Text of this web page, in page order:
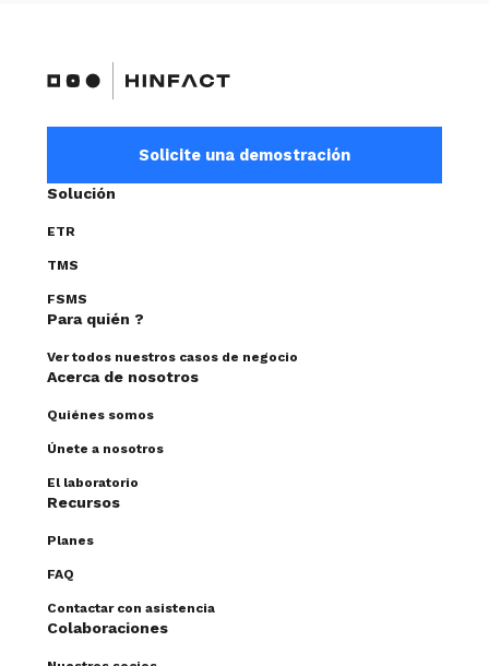
Solicite una demostración
Solución
ETR
TMS
FSMS
Para quién ?
Ver todos nuestros casos de negocio
Acerca de nosotros
Quiénes somos
Únete a nosotros
El laboratorio
Recursos
Planes
FAQ
Contactar con asistencia
Colaboraciones